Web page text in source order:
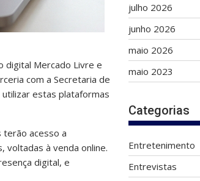
digital Mercado Livre e
com a Secretaria de
estas plataformas
terão acesso a
à venda online.
digital, e
julho 2026
junho 2026
maio 2026
maio 2023
Categorias
Entretenimento
Entrevistas